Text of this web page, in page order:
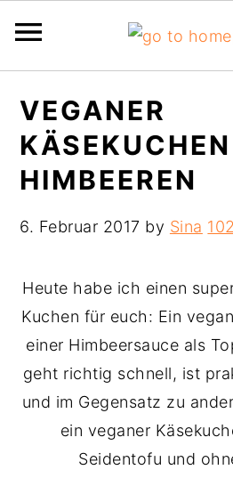
primary
navigation
main
content
primary
sidebar
VEGANER
HIMBEEREN
6. Februar 2017 by Sina
Heute habe ich einen
Kuchen für euch: Ein
einer Himbeersauce als
geht richtig schnell, ist
und im Gegensatz zu
ein veganer
Seidentofu und